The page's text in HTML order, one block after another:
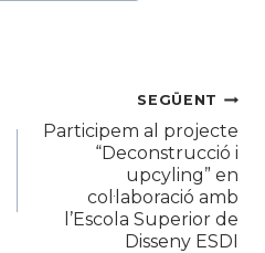
SEGÜENT
Participem al projecte
“Deconstrucció i
upcyling” en
col·laboració amb
l’Escola Superior de
Disseny ESDI